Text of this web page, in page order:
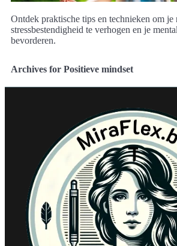
Ontdek praktische tips en technieken om je
stressbestendigheid te verhogen en je
bevorderen.
Archives for Positieve mindset